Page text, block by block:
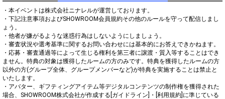
・本イベントは株式会社ニナレルが運営しております。
・下記注意事項およびSHOWROOM会員規約その他のルールを守って配信しまし
ょう。
・他者が嫌がるような迷惑行為はしないようにしましょう。
・審査状況や選考基準に関するお問い合わせには基本的にお答えできかねます。
・応募・審査通過等によって生じる権利を第三者に譲渡・質入等することはでき
ません。特典の対象は獲得したルームの方のみです。特典を獲得したルームの方
以外の方(グループ全体、グループメンバーなど)が特典を実施することは禁止と
いたします。
・アバター、ギフティングアイテム等デジタルコンテンツの制作権を獲得された
場合、SHOWROOM株式会社が作成する[ガイドライン]・[利用規約]に準じている